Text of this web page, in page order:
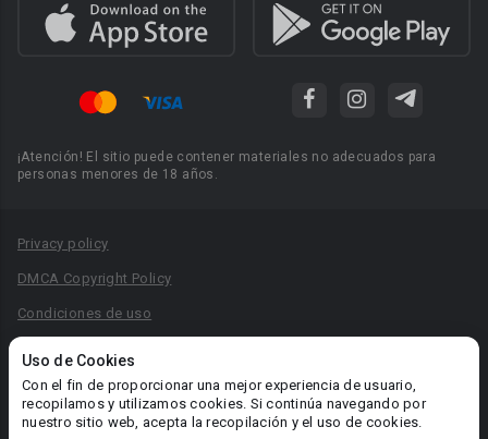
Uso de Cookies
Con el fin de proporcionar una mejor experiencia de usuario,
recopilamos y utilizamos cookies. Si continúa navegando por
nuestro sitio web, acepta la recopilación y el uso de cookies.
¡Atención! El sitio puede contener materiales no adecuados para
personas menores de 18 años.
Privacy policy
DMCA Copyright Policy
Condiciones de uso
Reglas para la publicación de libros
Área RR.PP.: pr@booknet.com